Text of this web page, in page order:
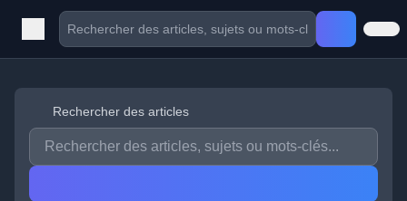
Rechercher des articles